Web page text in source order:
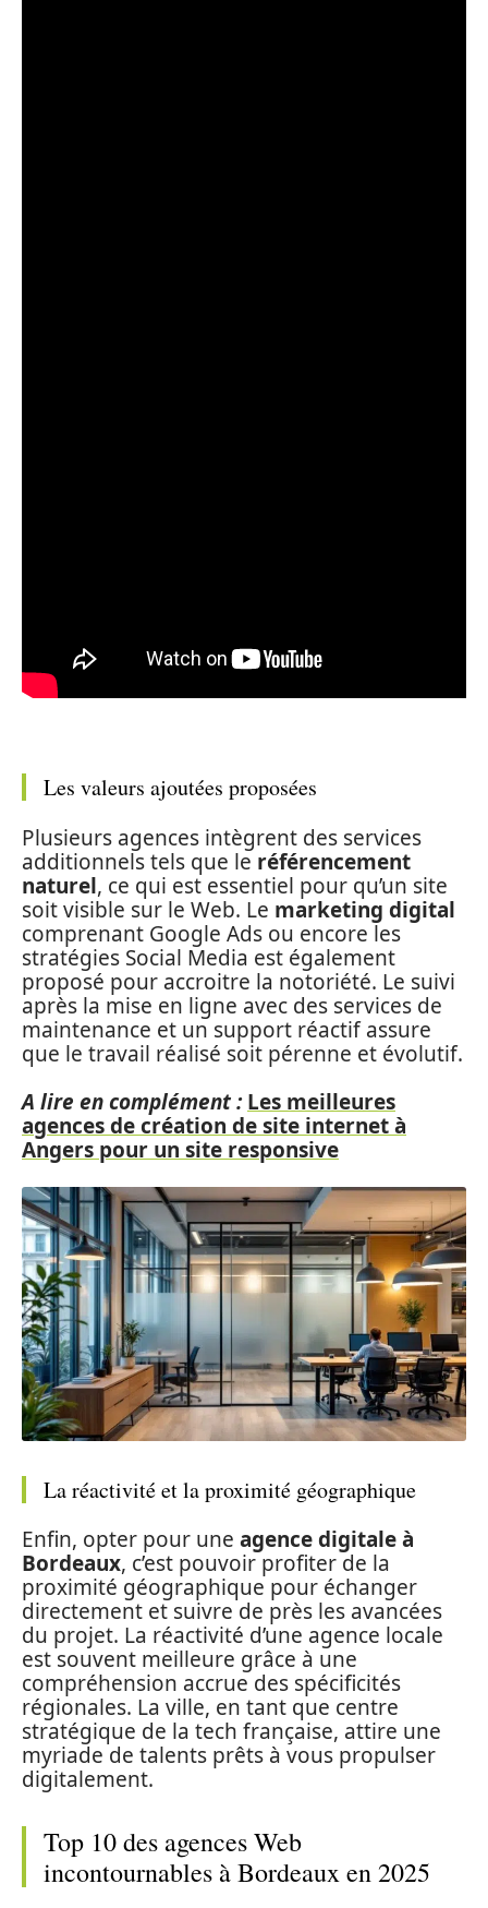
Les valeurs ajoutées proposées
Plusieurs agences intègrent des services
additionnels tels que le référencement
naturel, ce qui est essentiel pour qu’un site
soit visible sur le Web. Le marketing digital
comprenant Google Ads ou encore les
stratégies Social Media est également
proposé pour accroitre la notoriété. Le suivi
après la mise en ligne avec des services de
maintenance et un support réactif assure
que le travail réalisé soit pérenne et évolutif.
A lire en complément : Les meilleures
agences de création de site internet à
Angers pour un site responsive
La réactivité et la proximité géographique
Enfin, opter pour une agence digitale à
Bordeaux, c’est pouvoir profiter de la
proximité géographique pour échanger
directement et suivre de près les avancées
du projet. La réactivité d’une agence locale
est souvent meilleure grâce à une
compréhension accrue des spécificités
régionales. La ville, en tant que centre
stratégique de la tech française, attire une
myriade de talents prêts à vous propulser
digitalement.
Top 10 des agences Web
incontournables à Bordeaux en 2025